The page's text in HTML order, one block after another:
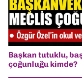
Başkan tutuklu,
çoğunluğu kimde?